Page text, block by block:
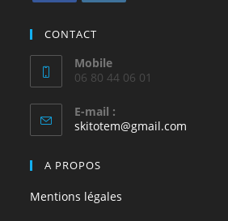
CONTACT
Mobile
06 80 44 06 01
E-mail :
skitotem@gmail.com
A PROPOS
Mentions légales